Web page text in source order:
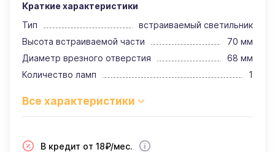
Краткие характеристики
Тип
встраиваемый светильник
Высота встраиваемой части
70 мм
Диаметр врезного отверстия
68 мм
Количество ламп
1
В кредит от 18₽/мес.